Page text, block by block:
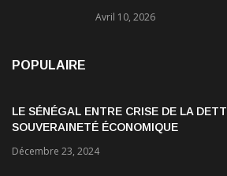
Avril 10, 2026
POPULAIRE
LE SÉNÉGAL ENTRE CRISE DE LA
SOUVERAINETÉ ÉCONOMIQUE
Décembre 23, 2024